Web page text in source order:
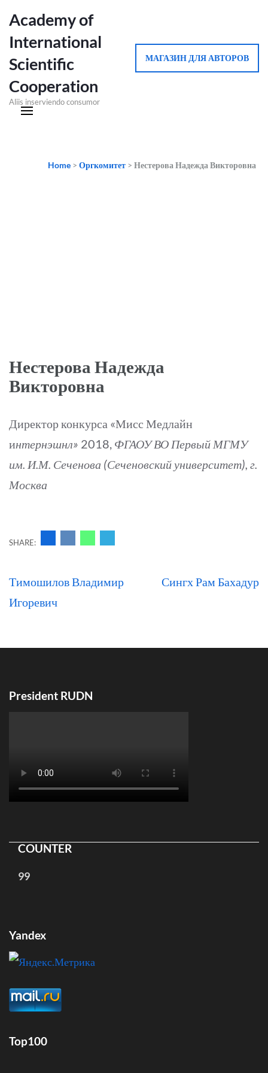
Academy of
International
Scientific
Cooperation
Aliis inserviendo consumor
МАГАЗИН ДЛЯ АВТОРОВ
Home > Оргкомитет > Нестерова Надежда Викторовна
Нестерова Надежда
Викторовна
Директор конкурса «Мисс Медлайн
интернэшнл» 2018, ФГАОУ ВО Первый МГМУ
им. И.М. Сеченова (Сеченовский университет), г.
Москва
SHARE:
Навигация
по
Тимошилов Владимир
Игоревич
Сингх Рам Бахадур
President RUDN
99
COUNTER
Yandex
Top100